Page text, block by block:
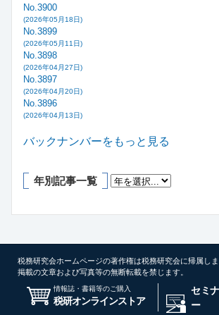
No.3900
(2026年05月18日)
No.3899
(2026年05月11日)
No.3898
(2026年04月27日)
No.3897
(2026年04月20日)
No.3896
(2026年04月13日)
バックナンバーをもっと見る
年別記事一覧
税務研究会ホームページの著作権は税務研究会に帰属しま
掲載の文章および写真等の無断転載を禁じます。
情報誌・書籍等のご購入
税研オンラインストア
セミ
ー